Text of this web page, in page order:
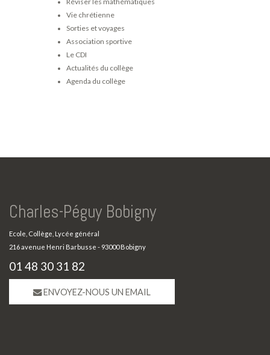
Vie chrétienne
Sorties et voyages
Association sportive
Le CDI
Actualités du collège
Agenda du collège
Charles-Péguy Bobigny
Ecole, Collège, Lycée général
216 avenue Henri Barbusse - 93000 Bobigny
01 48 30 31 82
ENVOYEZ-NOUS UN EMAIL